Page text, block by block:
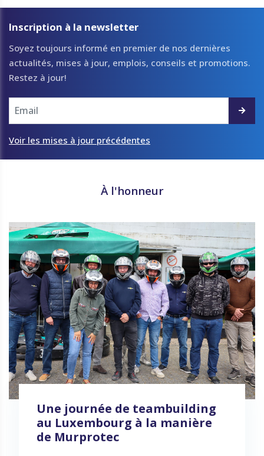
Inscription à la newsletter
Soyez toujours informé en premier de nos dernières
actualités, mises à jour, emplois, conseils et promotions.
Restez à jour!
Voir les mises à jour précédentes
À l'honneur
Une journée de teambuilding
au Luxembourg à la manière
de Murprotec